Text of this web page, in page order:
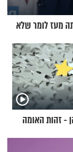
מעז לומר שלא
- זהות האומה